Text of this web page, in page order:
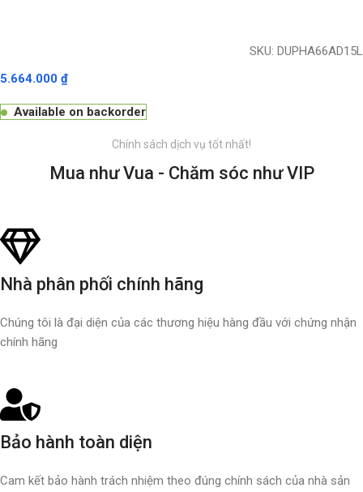
SKU: DUPHA66AD15L
5.664.000₫
Available on backorder
Chính sách dịch vụ tốt nhất!
Mua như Vua - Chăm sóc như VIP
Nhà phân phối chính hãng
Chúng tôi là đại diện của các thương hiệu hàng đầu với chứng nhận
chính hãng
Bảo hành toàn diện
Cam kết bảo hành trách nhiệm theo đúng chính sách của nhà sản